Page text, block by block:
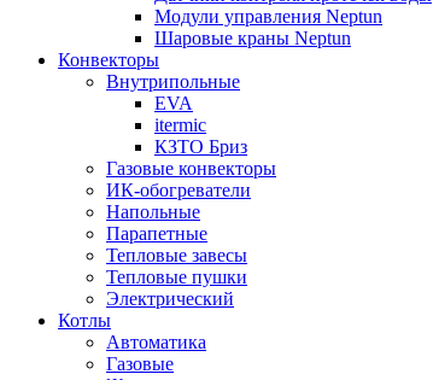
Модули управления Neptun
Шаровые краны Neptun
Конвекторы
Внутрипольные
EVA
itermic
КЗТО Бриз
Газовые конвекторы
ИК-обогреватели
Напольные
Парапетные
Тепловые завесы
Тепловые пушки
Электрический
Котлы
Автоматика
Газовые